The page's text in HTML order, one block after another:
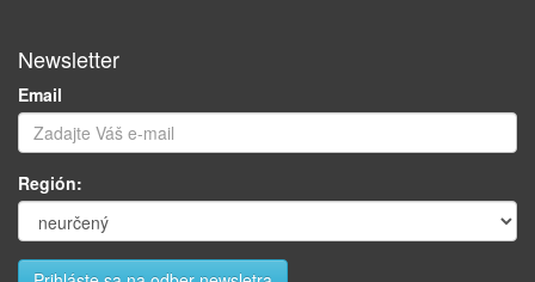
Newsletter
Email
Región: